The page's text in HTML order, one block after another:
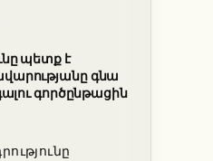
պետք է
գնա
գործընթացին